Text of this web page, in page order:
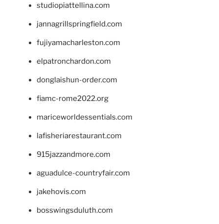
studiopiattellina.com
jannagrillspringfield.com
fujiyamacharleston.com
elpatronchardon.com
donglaishun-order.com
fiamc-rome2022.org
mariceworldessentials.com
lafisheriarestaurant.com
915jazzandmore.com
aguadulce-countryfair.com
jakehovis.com
bosswingsduluth.com